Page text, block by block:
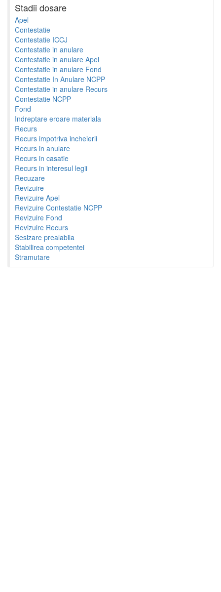
Stadii dosare
Apel
Contestatie
Contestatie ICCJ
Contestatie in anulare
Contestatie in anulare Apel
Contestatie in anulare Fond
Contestatie In Anulare NCPP
Contestatie in anulare Recurs
Contestatie NCPP
Fond
Indreptare eroare materiala
Recurs
Recurs impotriva incheierii
Recurs in anulare
Recurs in casatie
Recurs in interesul legii
Recuzare
Revizuire
Revizuire Apel
Revizuire Contestatie NCPP
Revizuire Fond
Revizuire Recurs
Sesizare prealabila
Stabilirea competentei
Stramutare